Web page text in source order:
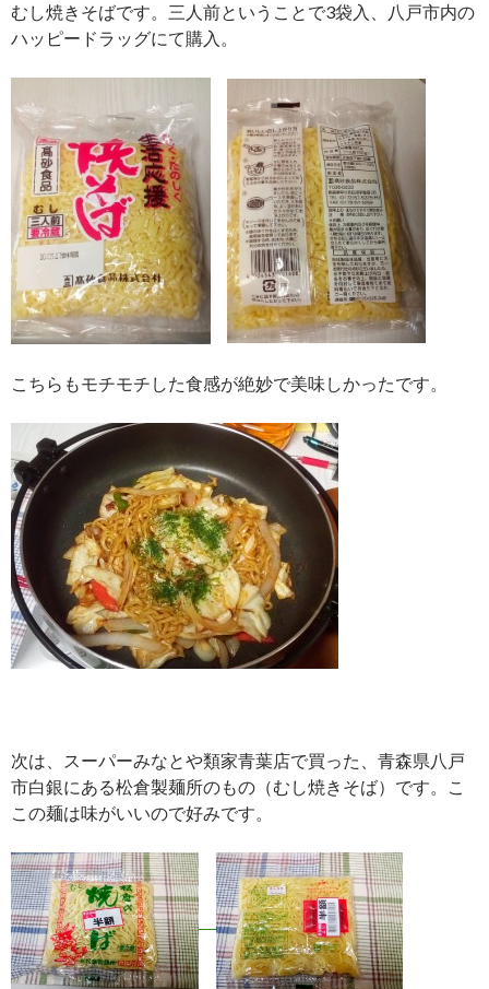
むし焼きそばです。三人前ということで3袋入、八戸市内の
ハッピードラッグにて購入。
こちらもモチモチした食感が絶妙で美味しかったです。
次は、スーパーみなとや類家青葉店で買った、青森県八戸
市白銀にある松倉製麺所のもの（むし焼きそば）です。こ
この麺は味がいいので好みです。